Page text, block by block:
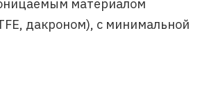
материалом
дакроном), с минимальной